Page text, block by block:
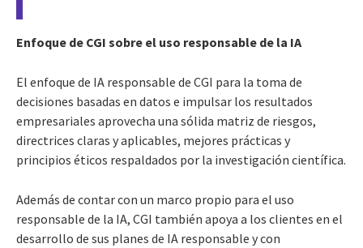
Enfoque de CGI sobre el uso responsable de la IA
El enfoque de IA responsable de CGI para la toma de
decisiones basadas en datos e impulsar los resultados
empresariales aprovecha una sólida matriz de riesgos,
directrices claras y aplicables, mejores prácticas y
principios éticos respaldados por la investigación científica.
Además de contar con un marco propio para el uso
responsable de la IA, CGI también apoya a los clientes en el
desarrollo de sus planes de IA responsable y con